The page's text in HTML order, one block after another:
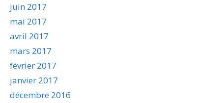
juin 2017
mai 2017
avril 2017
mars 2017
février 2017
janvier 2017
décembre 2016